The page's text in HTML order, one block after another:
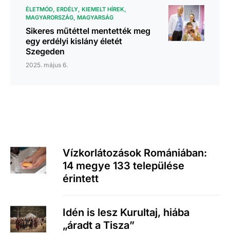
ÉLETMÓD ERDÉLY KIEMELT HÍREK
MAGYARORSZÁG MAGYARSÁG
Sikeres műtéttel mentették meg
egy erdélyi kislány életét
Szegeden
2025. május 6.
Vízkorlátozások Romániában:
14 megye 133 települése
érintett
Idén is lesz Kurultaj, hiába
„áradt a Tisza”